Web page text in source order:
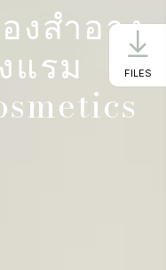
สำอาง
แรม FILES